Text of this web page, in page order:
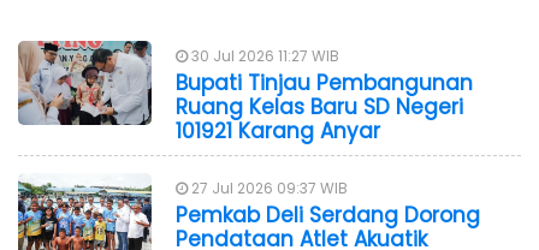
30 Jul 2026 11:27 WIB
Bupati Tinjau Pembangunan
Ruang Kelas Baru SD Negeri
101921 Karang Anyar
27 Jul 2026 09:37 WIB
Pemkab Deli Serdang Dorong
Pendataan Atlet Akuatik